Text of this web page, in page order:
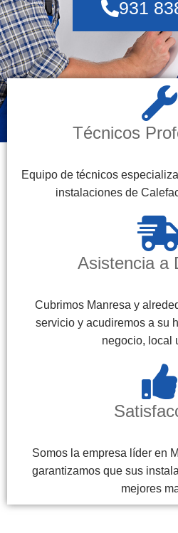
931
Técnicos
Equipo de técnicos
instalaciones de
Asistencia a
Cubrimos Manresa y
servicio y acudiremos a su
negocio, local
Somos la empresa líder en
garantizamos que sus
mejores